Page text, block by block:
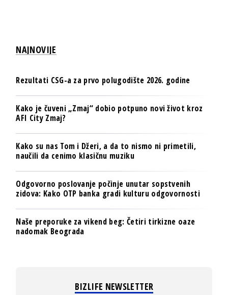
NAJNOVIJE
Rezultati CSG-a za prvo polugodište 2026. godine
Kako je čuveni „Zmaj“ dobio potpuno novi život kroz
AFI City Zmaj?
Kako su nas Tom i Džeri, a da to nismo ni primetili,
naučili da cenimo klasičnu muziku
Odgovorno poslovanje počinje unutar sopstvenih
zidova: Kako OTP banka gradi kulturu odgovornosti
Naše preporuke za vikend beg: Četiri tirkizne oaze
nadomak Beograda
BIZLIFE NEWSLETTER